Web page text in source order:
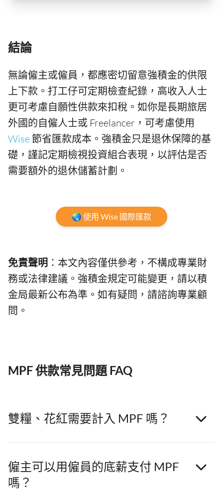
結論
無論僱主或僱員，都應密切留意強積金的供限
上下款。打工仔可定期檢查紀錄，高收入人士
更可考慮自願性供款來扣稅。如你是長期旅居
外國的自僱人士或 Freelancer，可考慮使用
Wise 節省匯款成本。強積金只是退休保障的基
礎，謹記定期檢視投資組合表現，以評估是否
需要額外的退休儲蓄計劃。
🌏 使用 Wise 國際匯款
免責聲明 ：本文內容僅供參考，不構成專業財
務或法律建議。強積金規定可能變更，請以積
金局最新公布為準。如有疑問，請諮詢專業顧
問。
MPF 供款常見問題 FAQ
雙糧、花紅需要計入 MPF 嗎？
僱主可以用僱員的底薪支付 MPF
嗎？